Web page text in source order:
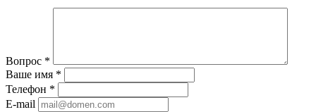
Вопрос *
Ваше имя *
Телефон *
E-mail